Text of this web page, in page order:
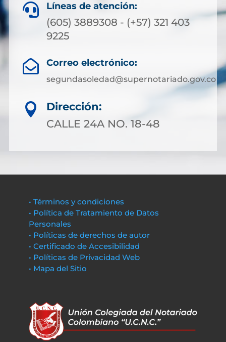
 Líneas de atención:
(605) 3889308 - (+57) 321 403
9225
 Correo electrónico:
segundasoledad@supernotariado.gov.co

Dirección:
CALLE 24A NO. 18-48
• Términos y condiciones
• Política de Tratamiento de Datos
Personales
• Políticas de derechos de autor
• Certificado de Accesibilidad
• Políticas de Privacidad Web
• Mapa del Sitio